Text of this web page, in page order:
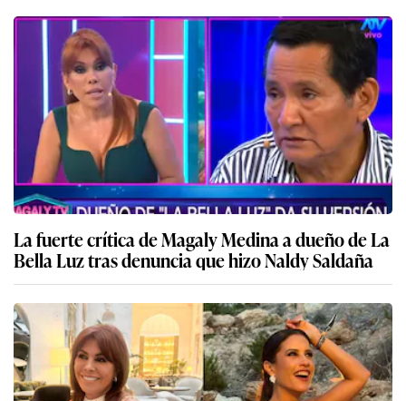
La fuerte crítica de Magaly Medina a dueño de La
Bella Luz tras denuncia que hizo Naldy Saldaña